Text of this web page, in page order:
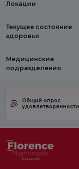
Локации
Текущее состояние
здоровья
Медицинские
подразделения
Общий опрос
удовлетворенности